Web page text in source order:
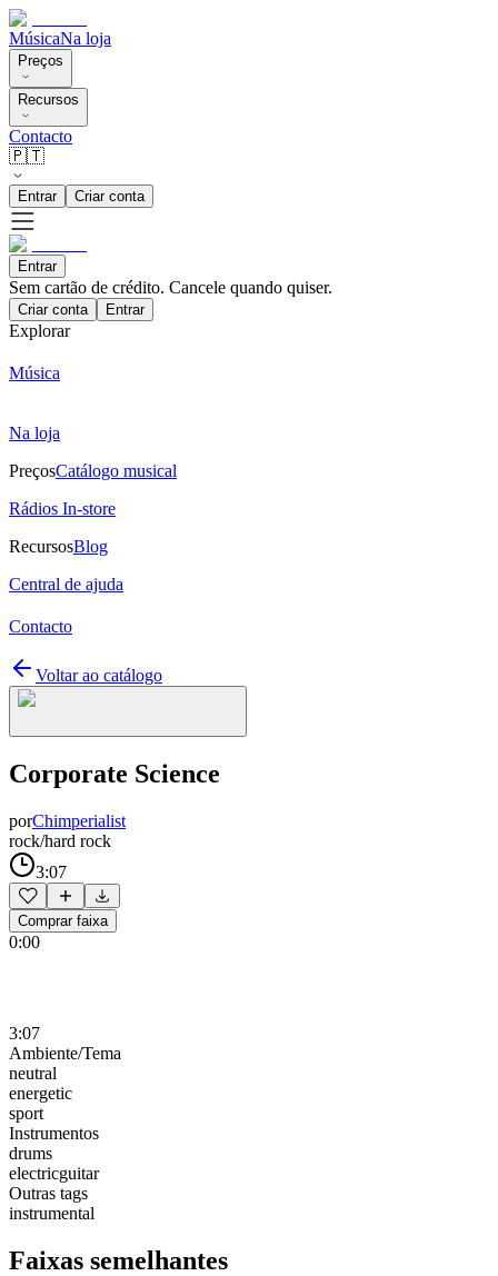
MúsicaNa loja
Preços
Recursos
Contacto
🇵🇹
Entrar Criar conta
Entrar
Sem cartão de crédito. Cancele quando quiser.
Criar conta Entrar
Explorar
Música
Na loja
PreçosCatálogo musical
Rádios In-store
RecursosBlog
Central de ajuda
Contacto
Voltar ao catálogo
Corporate Science
porChimperialist
rock/hard rock
3:07
Comprar faixa
0:00
3:07
Ambiente/Tema
neutral
energetic
sport
Instrumentos
drums
electricguitar
Outras tags
instrumental
Faixas semelhantes